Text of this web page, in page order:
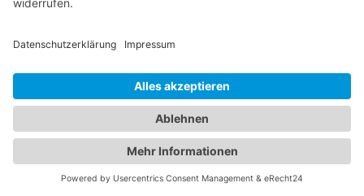
GOOGLE MAPS
FARBENZENTRUM SCHLEGEL. POWERED BY
BUSCHTROMMEL MEDIENPROFIS.